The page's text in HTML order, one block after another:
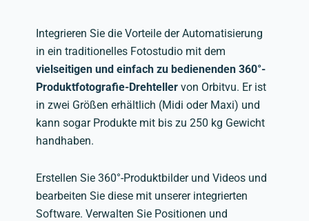
Integrieren Sie die Vorteile der Automatisierung
in ein traditionelles Fotostudio mit dem
vielseitigen und einfach zu bedienenden 360°-
Produktfotografie-Drehteller von Orbitvu. Er ist
in zwei Größen erhältlich (Midi oder Maxi) und
kann sogar Produkte mit bis zu 250 kg Gewicht
handhaben.
Erstellen Sie 360°-Produktbilder und Videos und
bearbeiten Sie diese mit unserer integrierten
Software. Verwalten Sie Positionen und